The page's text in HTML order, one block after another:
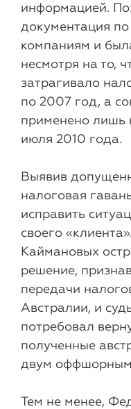
информацией.
документация
компаниям и
несмотря на то,
затрагивало
по 2007 год, а
применено лишь
июля 2010 года.
Выявив
налоговая
исправить
своего
Каймановых
решение,
передачи
Австралии, и
потребовал
полученные
двум
Тем не менее,